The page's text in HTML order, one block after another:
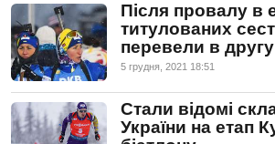
Після провалу в
титулованих
перевели в
5 грудня, 2021 18:51
Стали відомі
України на етап